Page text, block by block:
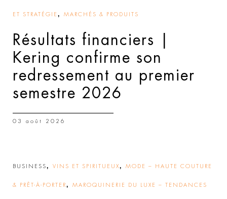
ET STRATÉGIE , MARCHÉS & PRODUITS
Résultats financiers |
Kering confirme son
redressement au premier
semestre 2026
03 août 2026
BUSINESS, VINS ET SPIRITUEUX, MODE – HAUTE COUTURE
& PRÊT-À-PORTER, MAROQUINERIE DU LUXE – TENDANCES